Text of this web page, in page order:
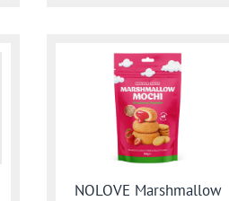
NOLOVE Marshmallow